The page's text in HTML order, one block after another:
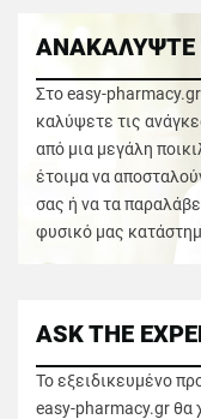
ΑΝΑΚΑΛΥΨΤΕ
Στο easy-
καλύψετε τις
από μια μεγάλη
έτοιμα να
σας ή να τα
φυσικό μας
ASK THE
Το εξειδικευμένο
easy-pharmacy.gr θα